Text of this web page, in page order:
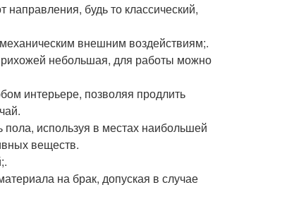
будь то классический,
механическим внешним воздействиям;.
небольшая, для работы можно
интерьере, позволяя продлить
пола, используя в местах наибольшей
веществ.
на брак, допуская в случае